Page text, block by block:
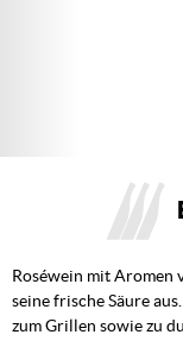
Roséwein mit Aromen
seine frische Säure
zum Grillen sowie zu